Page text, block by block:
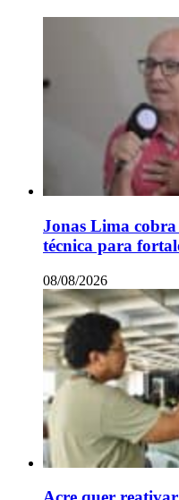
Jonas Lima cobra
técnica para
08/08/2026